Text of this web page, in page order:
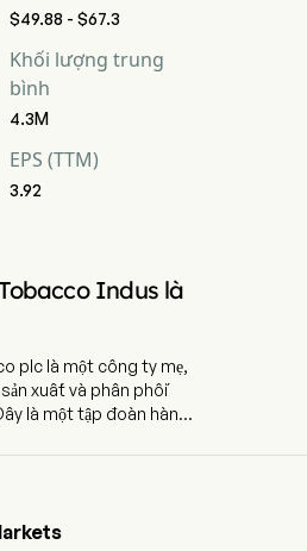
$49.88 - $67.3
Khối lượng trung
bình
4.3M
EPS (TTM)
3.92
Indus là
plc là một công ty mẹ,
xuất và phân phối
là một tập đoàn hàng
Bình Dương Trung
Châu Mỹ và Châu